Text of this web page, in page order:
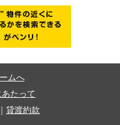
ムへ
たって
貸渡約款